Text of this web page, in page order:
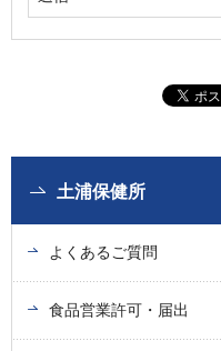
土浦保健所
よくあるご質問
食品営業許可・届出